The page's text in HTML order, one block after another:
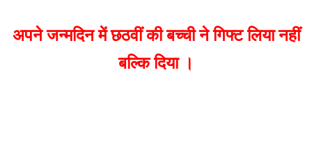
अपने जन्मदिन में छठवीं की बच्ची ने गिफ्ट लिया नहीं
बल्कि दिया ।